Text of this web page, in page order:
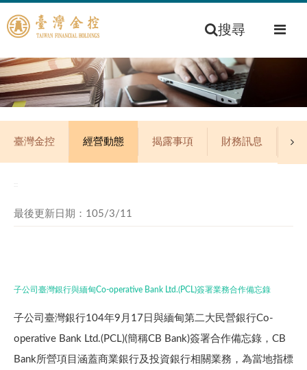
搜尋
臺灣金控 經營動態 揭露事項 財務訊息 公
最後更新日期：105/3/11
子公司臺灣銀行與緬甸Co-operative Bank Ltd.(PCL)簽署業務合作備忘錄
子公司臺灣銀行104年9月17日與緬甸第二大民營銀行Co-
operative Bank Ltd.(PCL)(簡稱CB Bank)簽署合作備忘錄，CB
Bank所營項目涵蓋商業銀行及投資銀行相關業務，為當地指標